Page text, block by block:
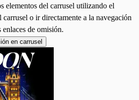
elementos del carrusel utilizando el
o ir directamente a la navegación
de omisión.
en carrusel